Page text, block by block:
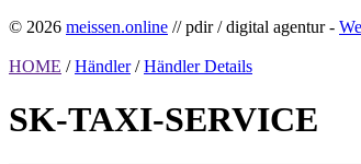
© 2026 meissen.online // pdir / digital agentur -
HOME / Händler / Händler Details
SK-TAXI-SERVICE